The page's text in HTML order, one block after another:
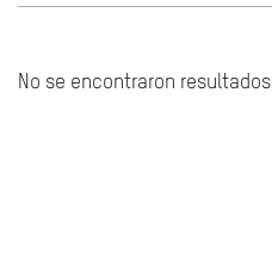
No se encontraron resultados